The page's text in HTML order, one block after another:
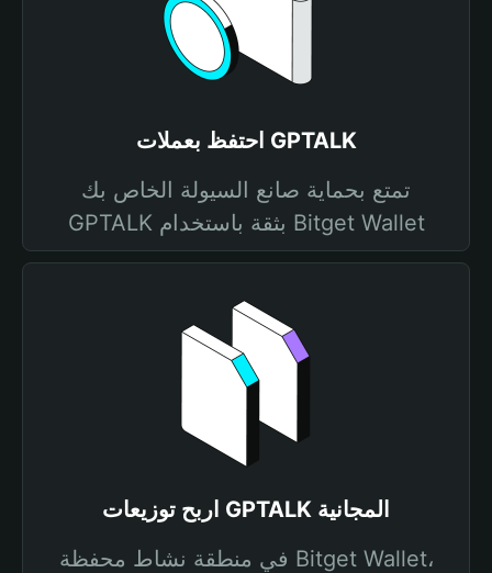
احتفظ بعملات GPTALK
تمتع بحماية صانع السيولة الخاص بك
GPTALK بثقة باستخدام Bitget Wallet
اربح توزيعات GPTALK المجانية
في منطقة نشاط محفظة Bitget Wallet،